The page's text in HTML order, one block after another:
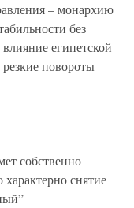
– монархию
без
египетской
повороты
собственно
характерно снятие